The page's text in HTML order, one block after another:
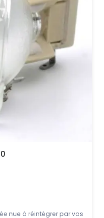
nue à réintégrer par vos